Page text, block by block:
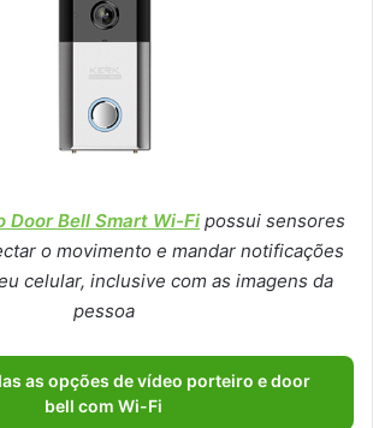
Door Bell Smart Wi-Fi possui sensores
o movimento e mandar notificações
celular, inclusive com as imagens da
pessoa
as opções de vídeo porteiro e door
bell com Wi-Fi